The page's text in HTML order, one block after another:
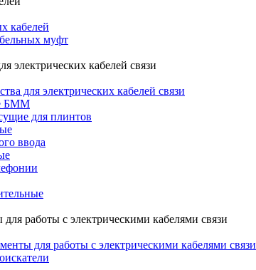
кабелей
муфт
электрических кабелей связи
для электрических кабелей связи
БММ
для плинтов
ввода
работы с электрическими кабелями связи
для работы с электрическими кабелями связи